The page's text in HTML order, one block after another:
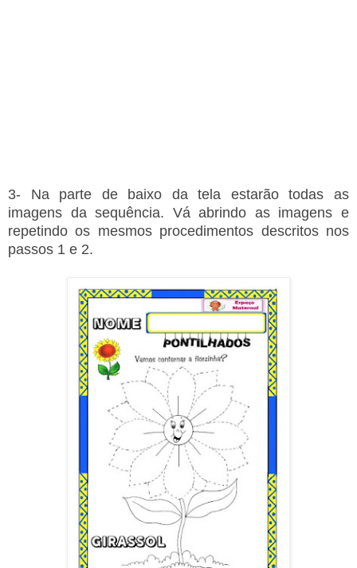
3- Na parte de baixo da tela estarão todas as
imagens da sequência. Vá abrindo as imagens e
repetindo os mesmos procedimentos descritos nos
passos 1 e 2.